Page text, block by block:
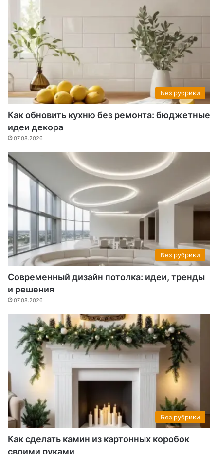
Без рубрики
Как обновить кухню без ремонта: бюджетные
идеи декора
07.08.2026
Без рубрики
Современный дизайн потолка: идеи, тренды
и решения
07.08.2026
Без рубрики
Как сделать камин из картонных коробок
своими руками